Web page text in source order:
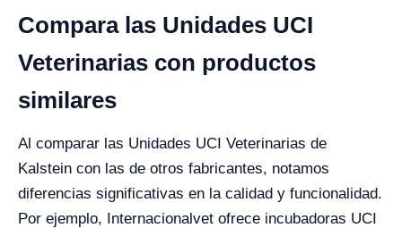
Compara las Unidades UCI
Veterinarias con productos
similares
Al comparar las Unidades UCI Veterinarias de
Kalstein con las de otros fabricantes, notamos
diferencias significativas en la calidad y funcionalidad.
Por ejemplo, Internacionalvet ofrece incubadoras UCI